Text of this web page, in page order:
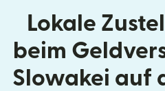
Lokale
beim
Slowakei auf